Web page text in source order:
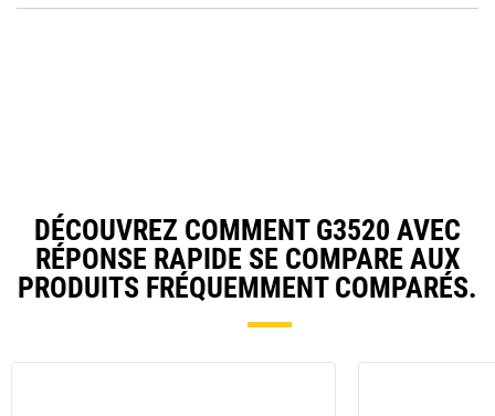
DÉCOUVREZ COMMENT G3520 AVEC
RÉPONSE RAPIDE SE COMPARE AUX
PRODUITS FRÉQUEMMENT COMPARÉS.